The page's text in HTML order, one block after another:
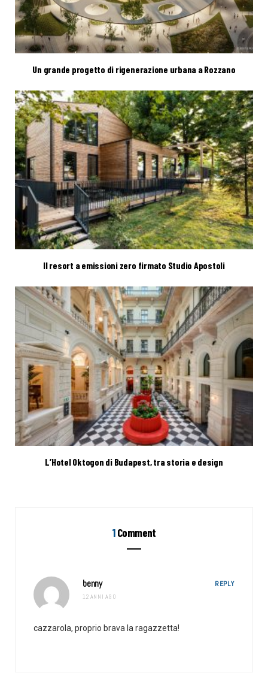
Un grande progetto di rigenerazione urbana a Rozzano
Il resort a emissioni zero firmato Studio Apostoli
L’Hotel Oktogon di Budapest, tra storia e design
1Comment
benny
12 ANNI AGO
REPLY
cazzarola, proprio brava la ragazzetta!